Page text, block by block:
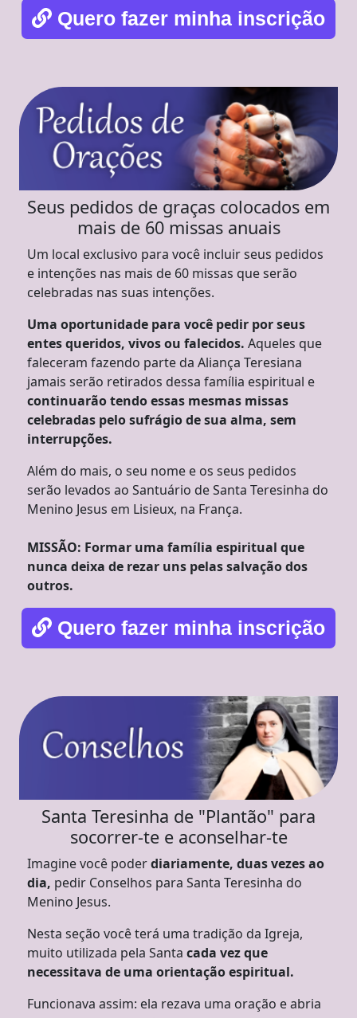
Quero fazer minha inscrição
Seus pedidos de graças colocados em
mais de 60 missas anuais
Um local exclusivo para você incluir seus pedidos
e intenções nas mais de 60 missas que serão
celebradas nas suas intenções.
Uma oportunidade para você pedir por seus
entes queridos, vivos ou falecidos. Aqueles que
faleceram fazendo parte da Aliança Teresiana
jamais serão retirados dessa família espiritual e
continuarão tendo essas mesmas missas
celebradas pelo sufrágio de sua alma, sem
interrupções.
Além do mais, o seu nome e os seus pedidos
serão levados ao Santuário de Santa Teresinha do
Menino Jesus em Lisieux, na França.
MISSÃO: Formar uma família espiritual que
nunca deixa de rezar uns pelas salvação dos
outros.
Quero fazer minha inscrição
Santa Teresinha de "Plantão" para
socorrer-te e aconselhar-te
Imagine você poderdiariamente, duas vezes ao
dia, pedir Conselhos para Santa Teresinha do
Menino Jesus.
Nesta seção você terá uma tradição da Igreja,
muito utilizada pela Santa cada vez que
necessitava de uma orientação espiritual.
Funcionava assim: ela rezava uma oração e abria